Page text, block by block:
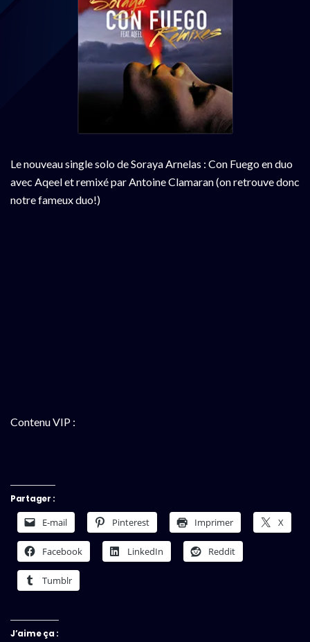
Le nouveau single solo de Soraya Arnelas : Con Fuego en duo
avec Aqeel et remixé par Antoine Clamaran (on retrouve donc
notre fameux duo!)
Contenu VIP :
Partager :
E-mail Pinterest Imprimer X
Facebook LinkedIn Reddit
Tumblr
J’aime ça :